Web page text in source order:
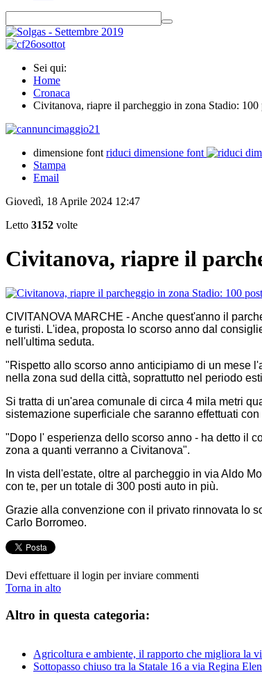
Sei qui:
Home
Cronaca
Civitanova, riapre il parcheggio in zona Stadio: 100
dimensione font riduci dimensione font
Stampa
Email
Giovedì, 18 Aprile 2024 12:47
Letto 3152 volte
Civitanova, riapre il
CIVITANOVA MARCHE - Anche quest'anno il
e turisti. L'idea, proposta lo scorso anno dal
nell'ultima seduta.
"Rispetto allo scorso anno anticipiamo di un mese
nella zona sud della città, soprattutto nel periodo
Si tratta di un'area comunale di circa 4 mila metri
sistemazione superficiale che saranno effettuati
"Dopo l' esperienza dello scorso anno - ha detto il
zona a quanti verranno a Civitanova".
In vista dell'estate, oltre al parcheggio in via Aldo
con te, per un totale di 300 posti auto in più.
Grazie alla convenzione con il privato rinnovata lo
Carlo Borromeo.
Devi effettuare il login per inviare commenti
Torna in alto
Altro in questa categoria:
Agricoltura e ambiente, il rapporto che migliora la
Sottopasso chiuso tra la Statale 16 a via Regina